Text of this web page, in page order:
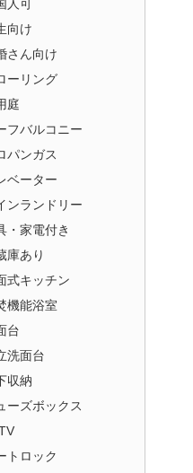
人可
向け
さん向け
ーリング
庭
フバルコニー
パンガス
ベーター
ンランドリー
・家電付き
庫あり
式キッチン
機能浴室
台
洗面台
収納
ーズボックス
トロック